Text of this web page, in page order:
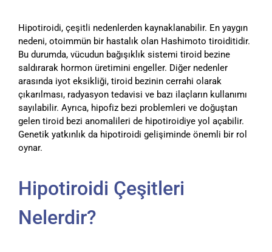
Hipotiroidi, çeşitli nedenlerden kaynaklanabilir. En yaygın
nedeni, otoimmün bir hastalık olan Hashimoto tiroiditidir.
Bu durumda, vücudun bağışıklık sistemi tiroid bezine
saldırarak hormon üretimini engeller. Diğer nedenler
arasında iyot eksikliği, tiroid bezinin cerrahi olarak
çıkarılması, radyasyon tedavisi ve bazı ilaçların kullanımı
sayılabilir. Ayrıca, hipofiz bezi problemleri ve doğuştan
gelen tiroid bezi anomalileri de hipotiroidiye yol açabilir.
Genetik yatkınlık da hipotiroidi gelişiminde önemli bir rol
oynar.
Hipotiroidi Çeşitleri
Nelerdir?